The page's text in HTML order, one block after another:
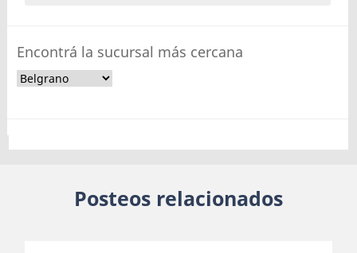
Encontrá la sucursal más cercana
Posteos relacionados